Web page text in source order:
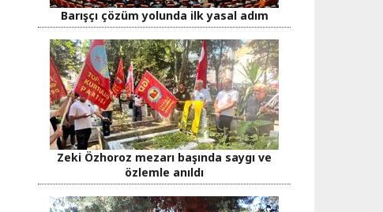
Barışçı çözüm yolunda ilk yasal adım
Zeki Özhoroz mezarı başında saygı ve
özlemle anıldı